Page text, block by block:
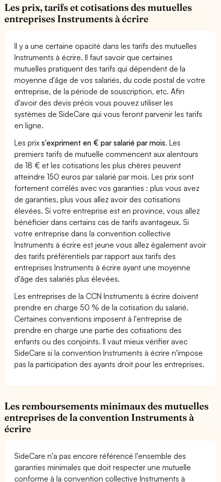
Les prix, tarifs et cotisations des mutuelles
entreprises Instruments à écrire
Il y a une certaine opacité dans les tarifs des mutuelles
Instruments à écrire. Il faut savoir que certaines
mutuelles pratiquent des tarifs qui dépendent de la
moyenne d'âge de vos salariés, du code postal de votre
entreprise, de la période de souscription, etc. Afin
d'avoir des devis précis vous pouvez utiliser les
systèmes de SideCare qui vous feront parvenir les tarifs
en ligne.
Les prixs'expriment en € par salarié par mois. Les
premiers tarifs de mutuelle commencent aux alentours
de 18 € et les cotisations les plus chères peuvent
atteindre 150 euros par salarié par mois. Les prix sont
fortement corrélés avec vos garanties : plus vous avez
de garanties, plus vous allez avoir des cotisations
élevées. Si votre entreprise est en province, vous allez
bénéficier dans certains cas de tarifs avantageux. Si
votre entreprise dans la convention collective
Instruments à écrire est jeune vous allez également avoir
des tarifs préférentiels par rapport aux tarifs des
entreprises Instruments à écrire ayant une moyenne
d'âge des salariés plus élevées.
Les entreprises de la CCN Instruments à écrire doivent
prendre en charge 50 % de la cotisation du salarié.
Certaines conventions imposent à l'entreprise de
prendre en charge une partie des cotisations des
enfants ou des conjoints. Il vaut mieux vérifier avec
SideCare si la convention Instruments à écrire n'impose
pas la participation des ayants droit pour les entreprises.
Les remboursements minimaux des mutuelles
entreprises de la convention Instruments à
écrire
SideCare n'a pas encore référencé l'ensemble des
garanties minimales que doit respecter une mutuelle
conforme à la convention collective Instruments à